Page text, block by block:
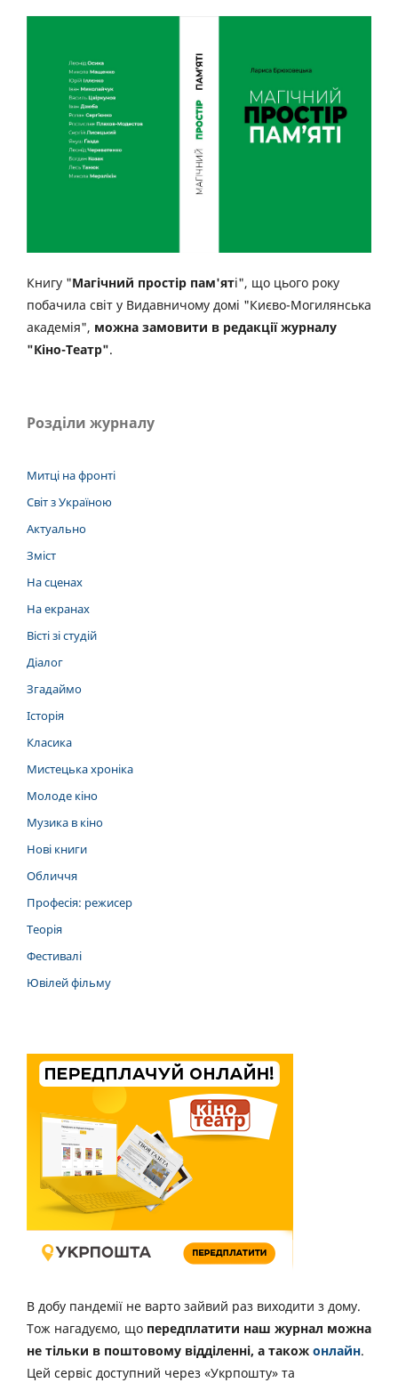
Книгу "Магічний простір пам'яті", що цього року
побачила світ у Видавничому домі "Києво-Могилянська
академія", можна замовити в редакції журналу
"Кіно-Театр".
Розділи журналу
Митці на фронті
Світ з Україною
Актуально
Зміст
На сценах
На екранах
Вісті зі студій
Діалог
Згадаймо
Історія
Класика
Мистецька хроніка
Молоде кіно
Музика в кіно
Нові книги
Обличчя
Професія: режисер
Теорія
Фестивалі
Ювілей фільму
В добу пандемії не варто зайвий раз виходити з дому.
Тож нагадуємо, що передплатити наш журнал можна
не тільки в поштовому відділенні, а також онлайн.
Цей сервіс доступний через «Укрпошту» та